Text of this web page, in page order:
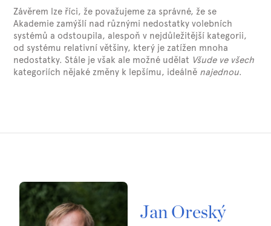
Závěrem lze říci, že považujeme za správné, že se
Akademie zamýšlí nad různými nedostatky volebních
systémů a odstoupila, alespoň v nejdůležitější kategorii,
od systému relativní většiny, který je zatížen mnoha
nedostatky. Stále je však ale možné udělat Všude ve všech
kategoriích nějaké změny k lepšímu, ideálně najednou.
Jan Oreský